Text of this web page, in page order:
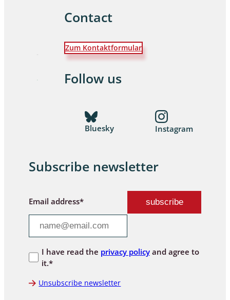
Contact
Zum Kontaktformular
Follow us
Bluesky Instagram
Subscribe newsletter
Email address*
I have read the privacy policyand agree to
it.*
Unsubscribe newsletter